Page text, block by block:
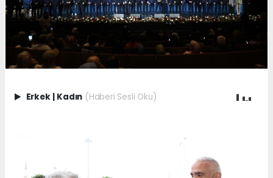
Erkek Kadın (Haberi Sesli Oku)